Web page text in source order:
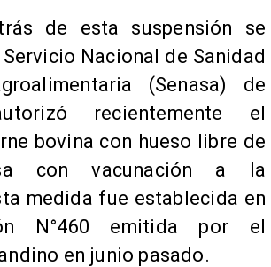
de esta suspensión se
Nacional de Sanidad
(Senasa) de
recientemente el
bovina con hueso libre de
con vacunación a la
medida fue establecida en
N°460 emitida por el
en junio pasado.